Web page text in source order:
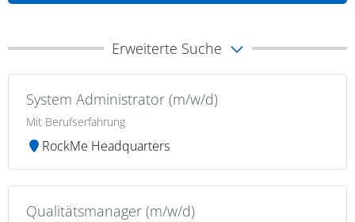
Erweiterte Suche
System Administrator (m/w/d)
Mit Berufserfahrung
RockMe Headquarters
Qualitätsmanager (m/w/d)